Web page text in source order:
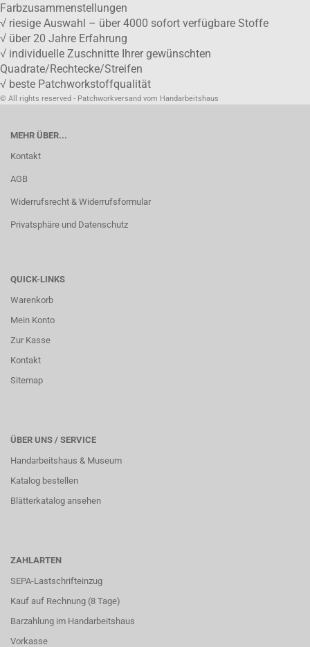
Farbzusammenstellungen
√ riesige Auswahl – über 4000 sofort verfügbare Stoffe
√ über 20 Jahre Erfahrung
√ individuelle Zuschnitte Ihrer gewünschten
Quadrate/Rechtecke/Streifen
√ beste Patchworkstoffqualität
© All rights reserved - Patchworkversand vom Handarbeitshaus
MEHR ÜBER...
Kontakt
AGB
Widerrufsrecht & Widerrufsformular
Privatsphäre und Datenschutz
QUICK-LINKS
Warenkorb
Mein Konto
Zur Kasse
Kontakt
Sitemap
ÜBER UNS / SERVICE
Handarbeitshaus & Museum
Katalog bestellen
Blätterkatalog ansehen
ZAHLARTEN
SEPA-Lastschrifteinzug
Kauf auf Rechnung (8 Tage)
Barzahlung im Handarbeitshaus
Vorkasse